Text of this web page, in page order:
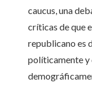
caucus, una
críticas de que
republicano es
políticamente y